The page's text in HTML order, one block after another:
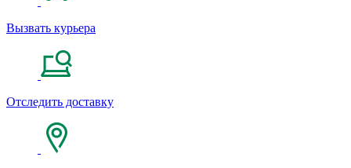
Вызвать курьера
Отследить доставку